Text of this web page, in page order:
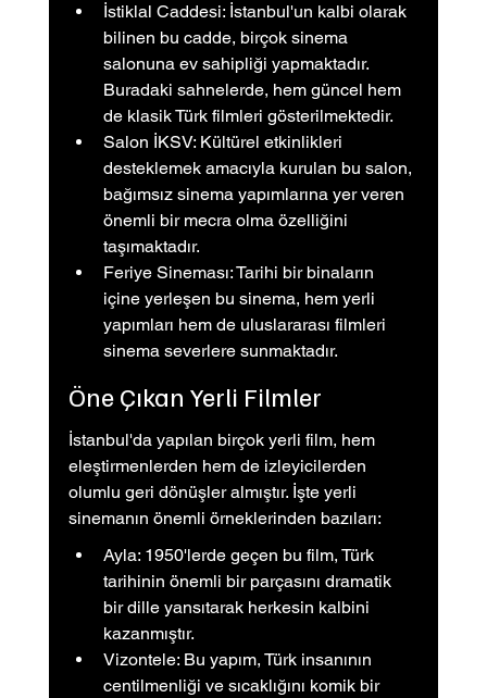
İstiklal Caddesi: İstanbul'un kalbi olarak
bilinen bu cadde, birçok sinema
salonuna ev sahipliği yapmaktadır.
Buradaki sahnelerde, hem güncel hem
de klasik Türk filmleri gösterilmektedir.
Salon İKSV: Kültürel etkinlikleri
desteklemek amacıyla kurulan bu salon,
bağımsız sinema yapımlarına yer veren
önemli bir mecra olma özelliğini
taşımaktadır.
Feriye Sineması: Tarihi bir binaların
içine yerleşen bu sinema, hem yerli
yapımları hem de uluslararası filmleri
sinema severlere sunmaktadır.
Öne Çıkan Yerli Filmler
İstanbul'da yapılan birçok yerli film, hem
eleştirmenlerden hem de izleyicilerden
olumlu geri dönüşler almıştır. İşte yerli
sinemanın önemli örneklerinden bazıları:
Ayla: 1950'lerde geçen bu film, Türk
tarihinin önemli bir parçasını dramatik
bir dille yansıtarak herkesin kalbini
kazanmıştır.
Vizontele: Bu yapım, Türk insanının
centilmenliği ve sıcaklığını komik bir